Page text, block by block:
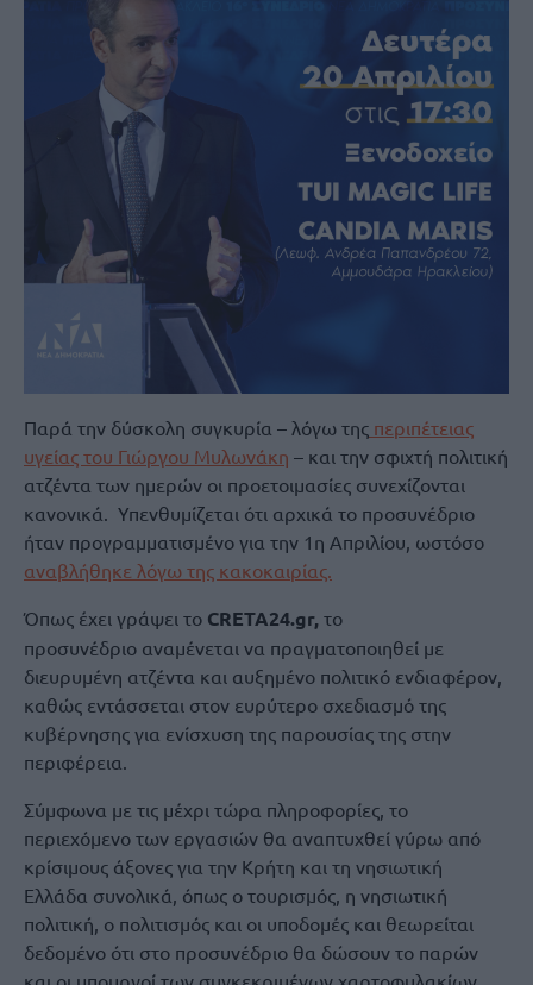
Παρά την δύσκολη συγκυρία – λόγω της περιπέτειας
υγείας του Γιώργου Μυλωνάκη – και την σφιχτή πολιτική
ατζέντα των ημερών οι προετοιμασίες συνεχίζονται
κανονικά. Υπενθυμίζεται ότι αρχικά το προσυνέδριο
ήταν προγραμματισμένο για την 1η Απριλίου, ωστόσο
αναβλήθηκε λόγω της κακοκαιρίας.
Όπως έχει γράψει το CRETA24.gr, το
προσυνέδριο αναμένεται να πραγματοποιηθεί με
διευρυμένη ατζέντα και αυξημένο πολιτικό ενδιαφέρον,
καθώς εντάσσεται στον ευρύτερο σχεδιασμό της
κυβέρνησης για ενίσχυση της παρουσίας της στην
περιφέρεια.
Σύμφωνα με τις μέχρι τώρα πληροφορίες, το
περιεχόμενο των εργασιών θα αναπτυχθεί γύρω από
κρίσιμους άξονες για την Κρήτη και τη νησιωτική
Ελλάδα συνολικά, όπως ο τουρισμός, η νησιωτική
πολιτική, ο πολιτισμός και οι υποδομές και θεωρείται
δεδομένο ότι στο προσυνέδριο θα δώσουν το παρών
και οι υπουργοί των συγκεκριμένων χαρτοφυλακίων